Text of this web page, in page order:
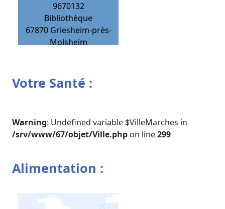
9670132
Bibliothèque
67870 Griesheim-près-
Molsheim
Votre Santé :
Warning: Undefined variable $VilleMarches in
/srv/www/67/objet/Ville.php on line299
Alimentation :